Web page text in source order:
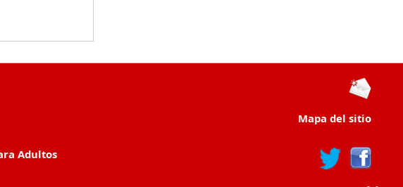
Adultos
Mapa del sitio